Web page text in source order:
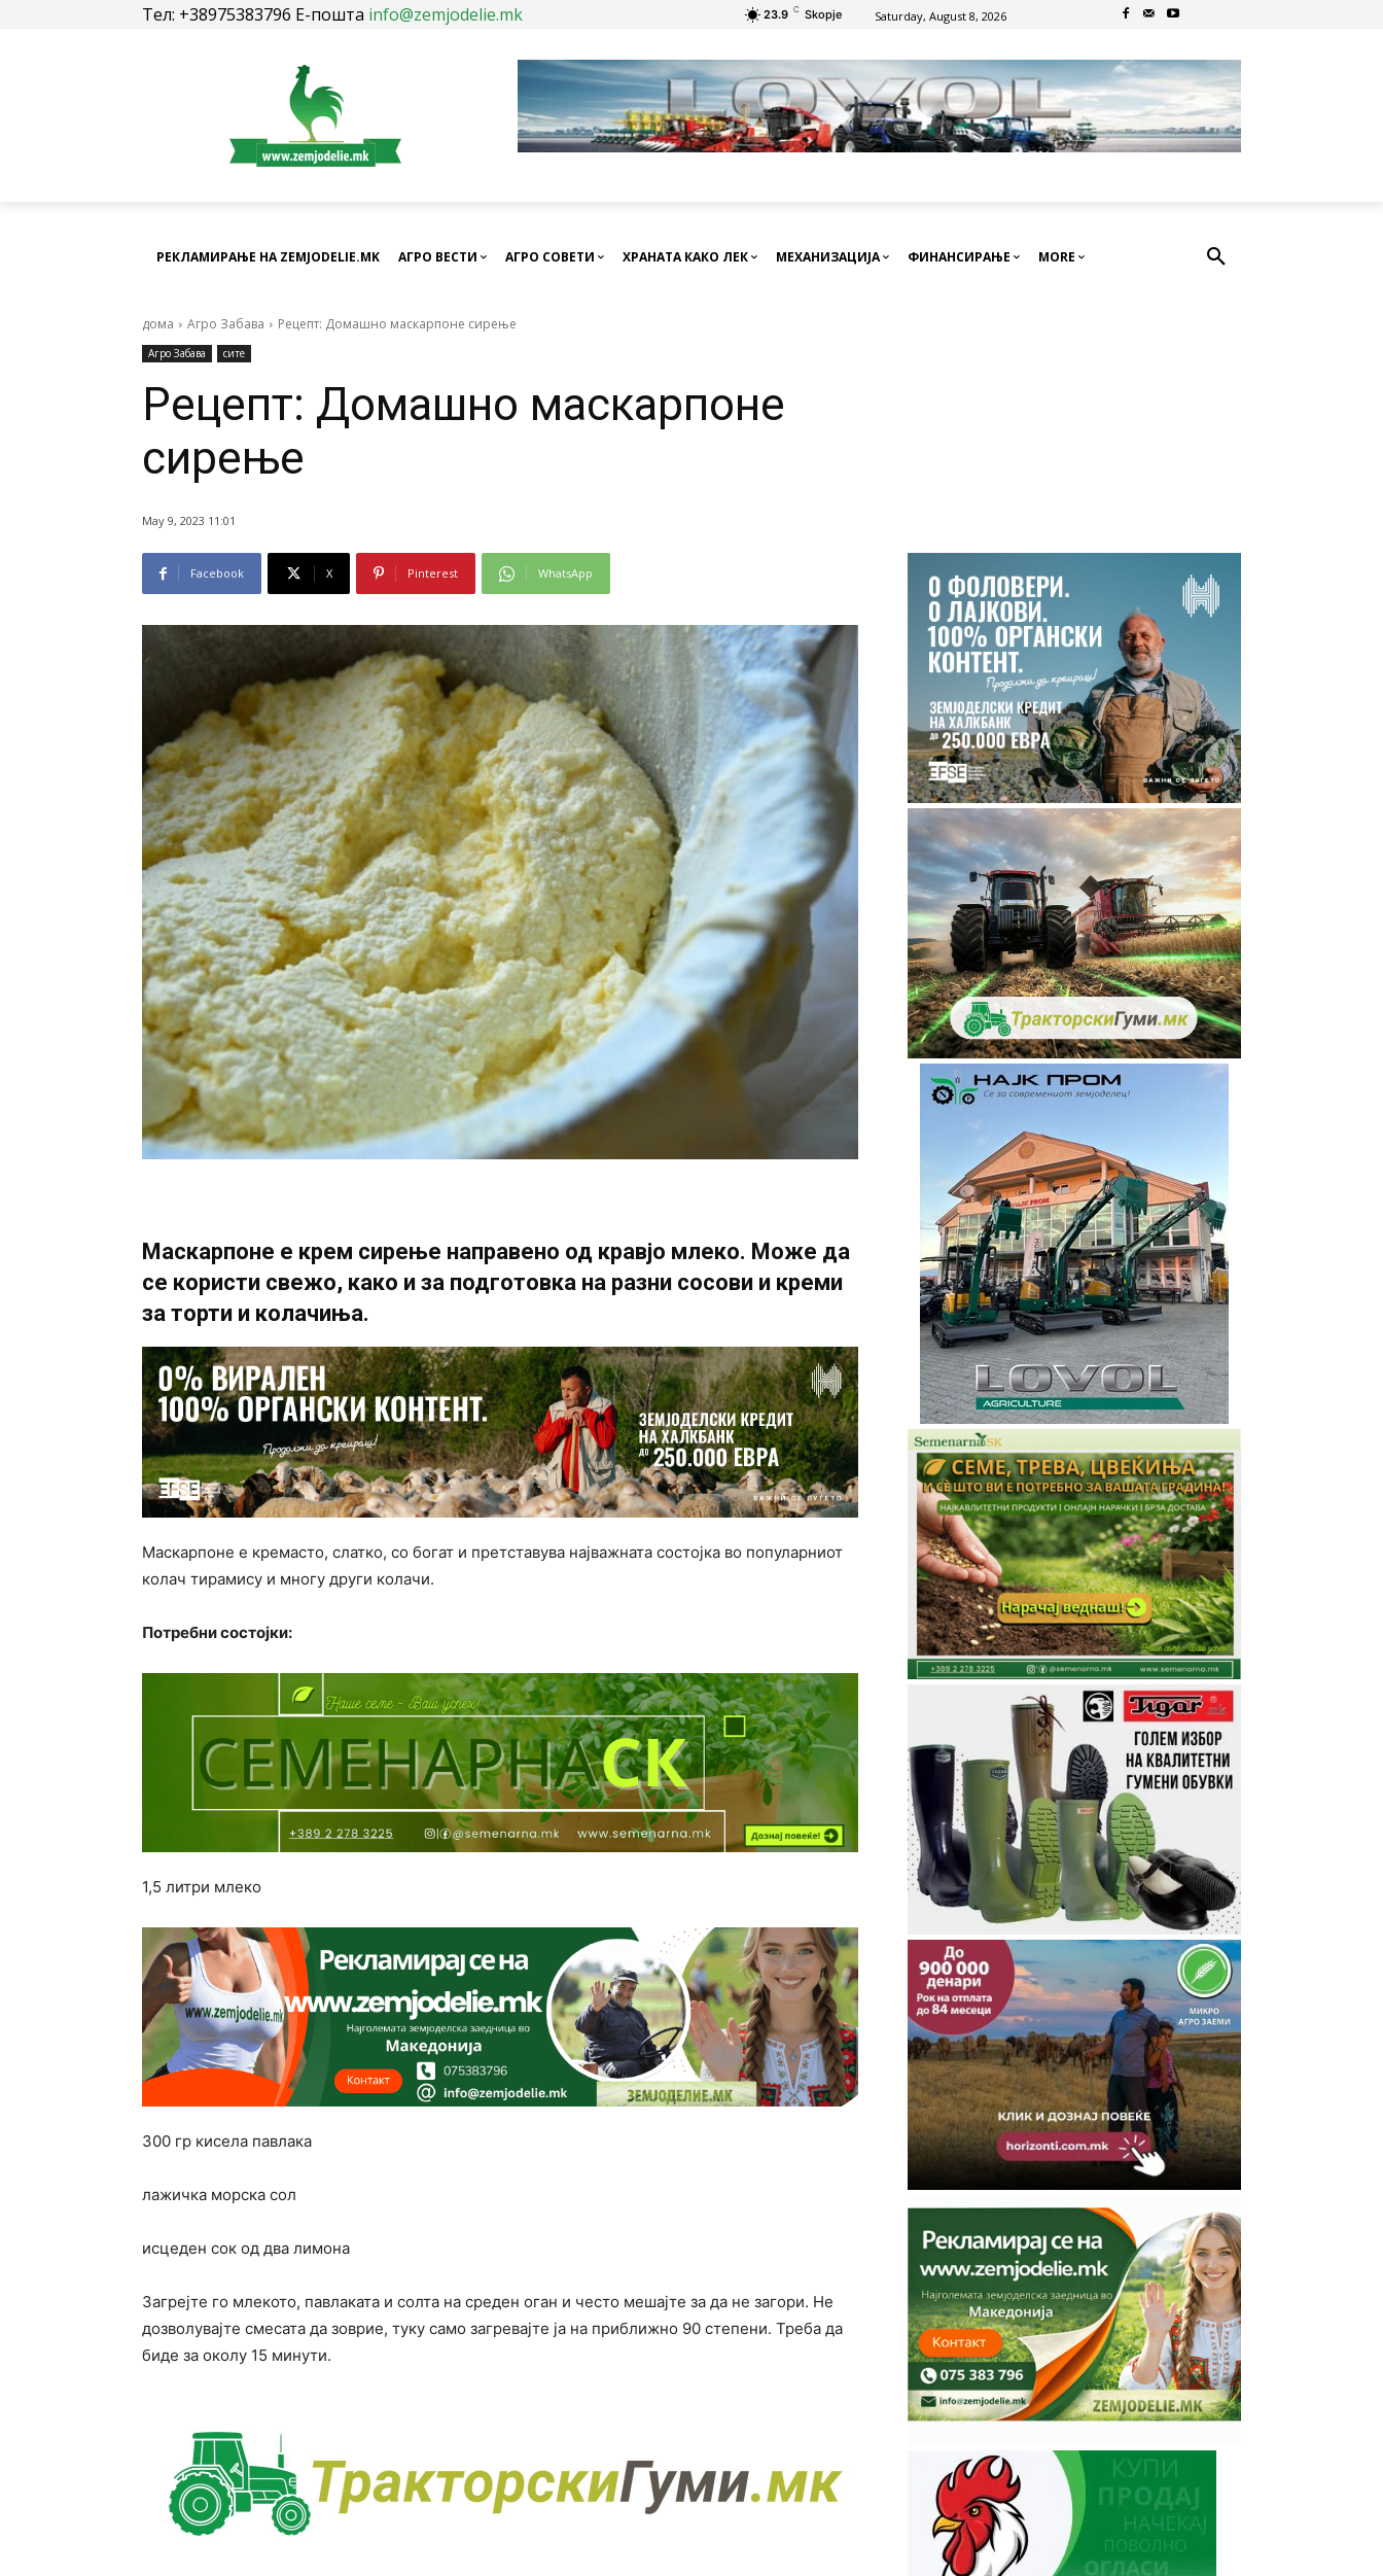
Тел: +38975383796 Е-пошта info@zemjodelie.mk 23.9 C Skopje Saturday, August 8, 2026
РЕКЛАМИРАЊЕ НА ZEMJODELIE.MK АГРО ВЕСТИ АГРО СОВЕТИ ХРАНАТА КАКО ЛЕК МЕХАНИЗАЦИЈА ФИНАНСИРАЊЕ MORE
дома Агро Забава Рецепт: Домашно маскарпоне сирење
Агро Забава сите
Рецепт: Домашно маскарпоне
сирење
May 9, 2023 11:01
Facebook X Pinterest WhatsApp
Маскарпоне e крем сирење направено од кравјо млеко. Може да
се користи свежо, како и за подготовка на разни сосови и креми
за торти и колачиња.
Маскарпоне е кремасто, слатко, со богат и претставува најважната состојка во популарниот
колач тирамису и многу други колачи.
Потребни состојки:
1,5 литри млеко
300 гр кисела павлака
лажичка морска сол
исцеден сок од два лимона
Загрејте го млекото, павлаката и солта на среден оган и често мешајте за да не загори. Не
дозволувајте смесата да зоврие, туку само загревајте ја на приближно 90 степени. Треба да
биде за околу 15 минути.